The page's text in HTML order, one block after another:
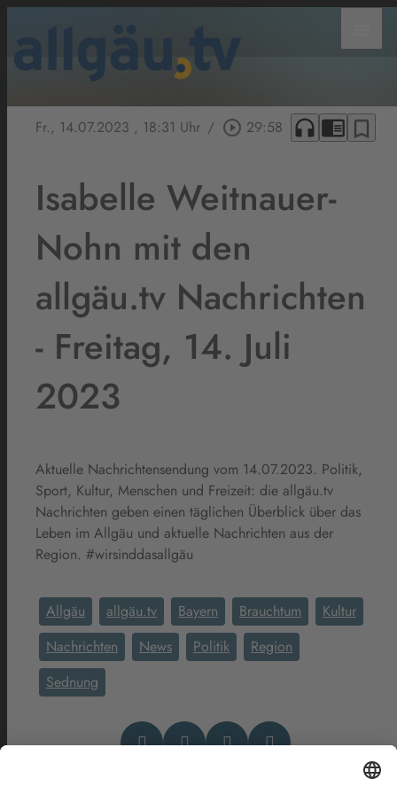
Fr., 14.07.2023 , 18:31 Uhr / play_circle_outline 29:58 headphones chrome_reader_mode bookmark_border
Isabelle Weitnauer-
Nohn mit den
allgäu.tv Nachrichten
- Freitag, 14. Juli
2023
Aktuelle Nachrichtensendung vom 14.07.2023. Politik,
Sport, Kultur, Menschen und Freizeit: die allgäu.tv
Nachrichten geben einen täglichen Überblick über das
Leben im Allgäu und aktuelle Nachrichten aus der
Region. #wirsinddasallgäu
Allgäu allgäu.tv Bayern Brauchtum
Kultur
Nachrichten
News Politik
Region
Sednung